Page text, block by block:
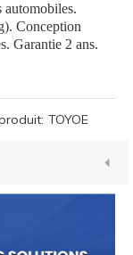
automobiles.
Conception
Garantie 2 ans.
TOYOE